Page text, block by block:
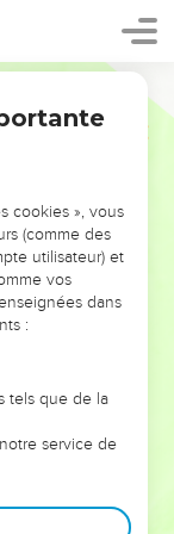
ÉVITER LES
les erreurs
même que ce
et responsables
que leurs erreurs
cookies », vous
(comme des
utilisateur) et
vos
dans
:
tels que de la
service de